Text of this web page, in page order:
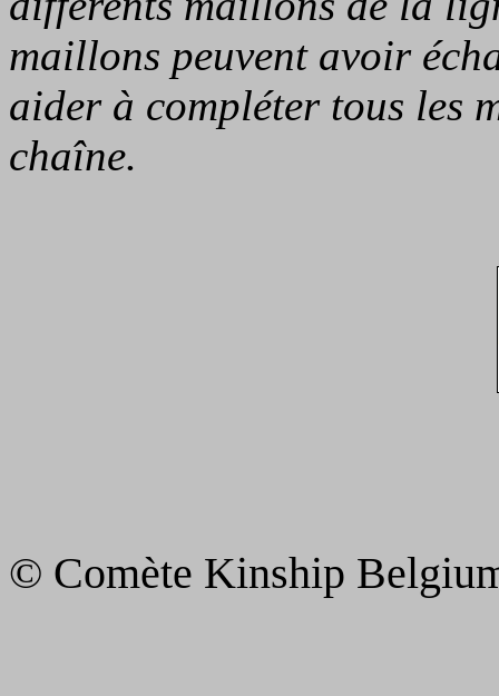
maillons peuvent avoir
aider à compléter tous les
chaîne.
© Comète Kinship